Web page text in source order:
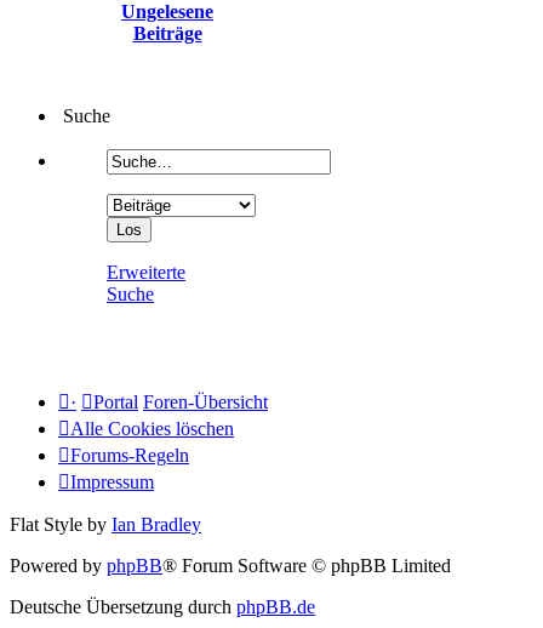
Ungelesene
Beiträge
Suche
Erweiterte
Suche
· Portal Foren-Übersicht
Alle Cookies löschen
Forums-Regeln
Impressum
Flat Style by Ian Bradley
Powered by phpBB® Forum Software © phpBB Limited
Deutsche Übersetzung durch phpBB.de